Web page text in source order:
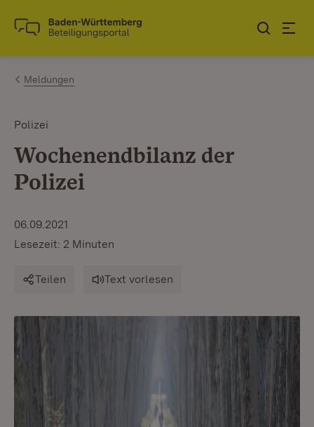
Zum Inhalt springen
Link zur Startseite
Meldungen
Polizei
Wochenendbilanz der
Polizei
06.09.2021
Lesezeit: 2 Minuten
Teilen Text vorlesen